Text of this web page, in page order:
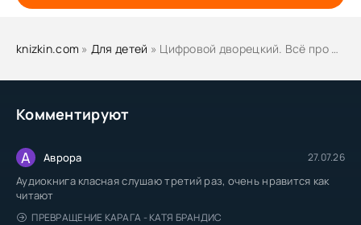
Комментируют
А Аврора 27.07.26
Аудиокнига класная слушаю третий раз, очень нравится как
читают
ПРЕВРАЩЕНИЕ КАРАГА - КАТЯ БРАНДИС
knizkin.com » Для детей » Цифровой дворецкий. Всё про ИИ: понятный путеводитель для школьников 10–14 лет - Ирина Колин